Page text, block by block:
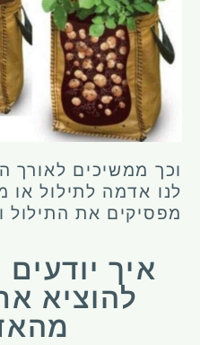
וכך ממשיכים לאורך
לנו אדמה לתילול או
מפסיקים את התילול
איך
להוציא